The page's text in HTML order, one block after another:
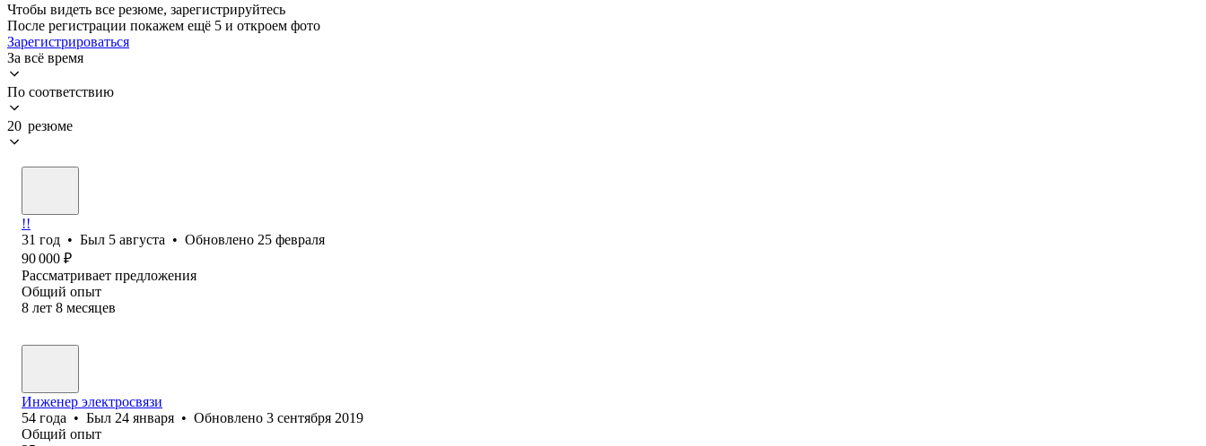
Чтобы видеть все резюме, зарегистрируйтесь
После регистрации покажем ещё 5 и откроем фото
Зарегистрироваться
За всё время
По соответствию
20 резюме
!!
31 год • Был 5 августа • Обновлено 25 февраля
90 000 ₽
Рассматривает предложения
Общий опыт
8 лет 8 месяцев
Инженер электросвязи
54 года • Был 24 января • Обновлено 3 сентября 2019
Общий опыт